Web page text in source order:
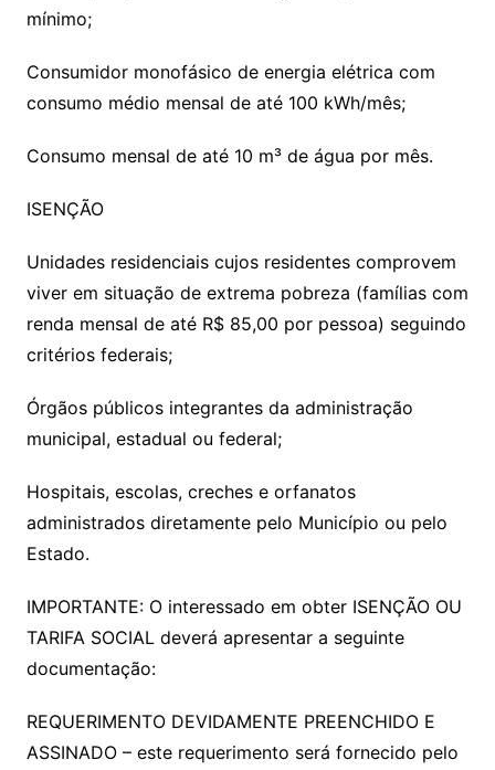
mínimo;
Consumidor monofásico de energia elétrica com
consumo médio mensal de até 100 kWh/mês;
Consumo mensal de até 10 m³ de água por mês.
ISENÇÃO
Unidades residenciais cujos residentes comprovem
viver em situação de extrema pobreza (famílias com
renda mensal de até R$ 85,00 por pessoa) seguindo
critérios federais;
Órgãos públicos integrantes da administração
municipal, estadual ou federal;
Hospitais, escolas, creches e orfanatos
administrados diretamente pelo Município ou pelo
Estado.
IMPORTANTE: O interessado em obter ISENÇÃO OU
TARIFA SOCIAL deverá apresentar a seguinte
documentação:
REQUERIMENTO DEVIDAMENTE PREENCHIDO E
ASSINADO – este requerimento será fornecido pelo